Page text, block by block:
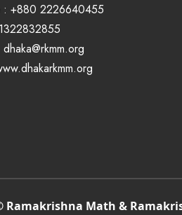
: +880 2226640455
dhaka@rkmm.org
Ramakrishna Math &